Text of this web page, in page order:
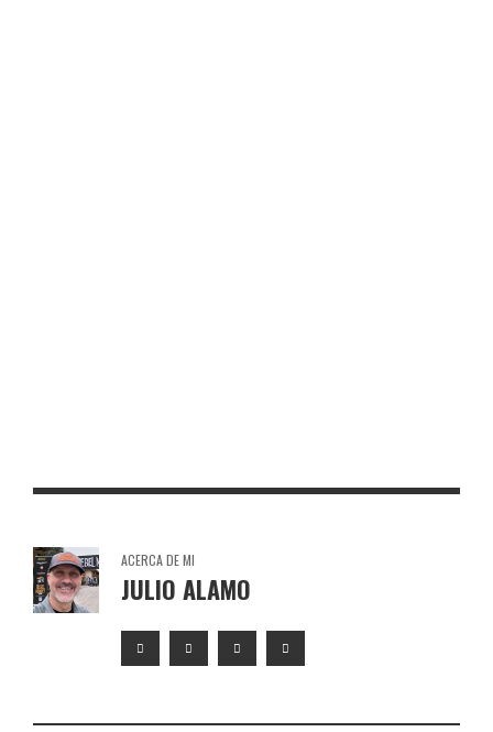
ACERCA DE MI
JULIO ALAMO